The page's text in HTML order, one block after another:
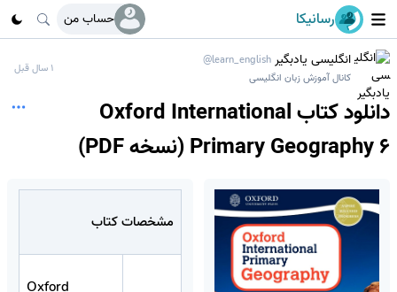
رسانیکا حساب من
انگلیسی یادبگیر @learn_english
کانال آموزش زبان انگلیسی
1 سال قبل
دانلود کتاب Oxford International
Primary Geography 6 (نسخه PDF)
مشخصات کتاب
Oxford